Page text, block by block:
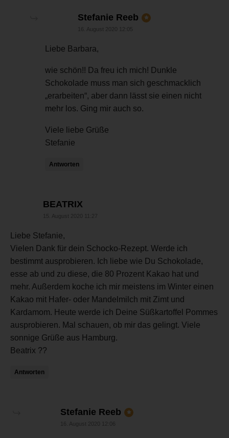
Stefanie Reeb sagt:
16. August 2020 12:05
Liebe Barbara,
wie schön!! Da freu ich mich! Dunkle
Schokolade muss man sich geschmacklich
„erarbeiten“, aber dann lässt sie einen nicht
mehr los. Ging mir auch so.
Viele liebe Grüße
Stefanie
Antworten
BEATRIX
15. August 2020 11:27
Liebe Stefanie,
Vielen Dank für dein Schocko-Rezept. Werde ich
bestimmt ausprobieren. Ich liebe wie Du Schokolade,
esse ab und zu diese, die 80 Prozent Kakao hat und
mehr. Außerdem koche ich mir meistens im Winter einen
Kakao mit Hafer- oder Mandelmilch mit Zimt und
Kardamom. Heute werde ich Deine Süßkartoffel Pommes
ausprobieren. Mal schauen, ob mir das gelingt. Viele
sonnige Grüße aus Hamburg.
Beatrix ??
Antworten
Stefanie Reeb sagt:
16. August 2020 12:06